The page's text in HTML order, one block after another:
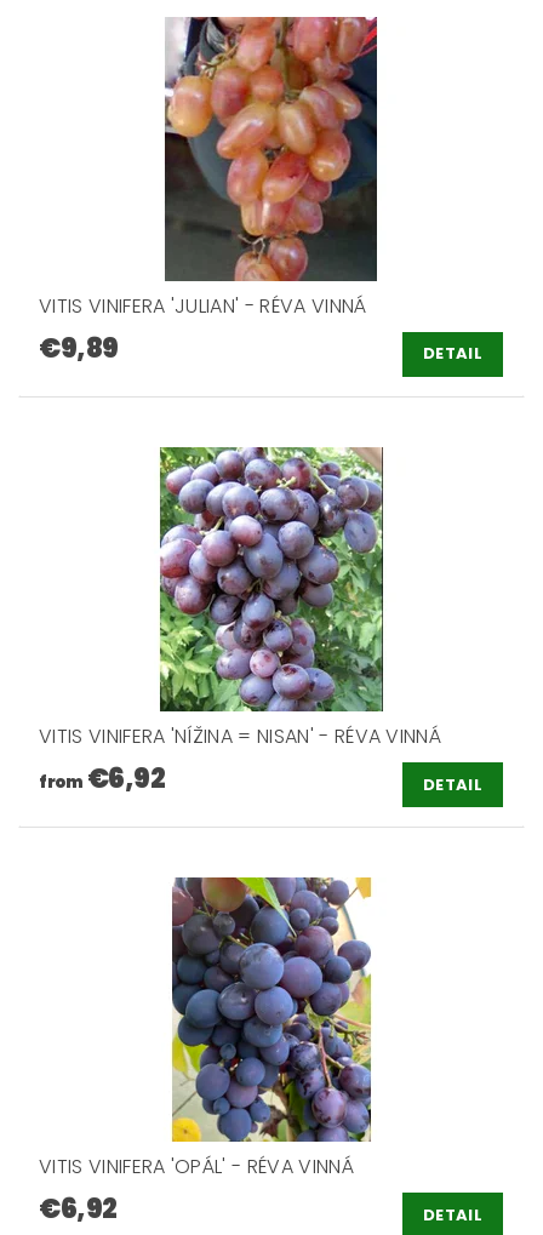
VITIS VINIFERA 'JULIAN' - RÉVA VINNÁ
€9,89 DETAIL
VITIS VINIFERA 'NÍŽINA = NISAN' - RÉVA VINNÁ
from €6,92 DETAIL
VITIS VINIFERA 'OPÁL' - RÉVA VINNÁ
€6,92 DETAIL